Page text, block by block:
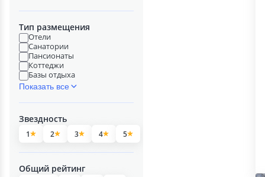
Тип размещения
Отели
Санатории
Пансионаты
Коттеджи
Базы отдыха
Показать все
Звездность
1 2 3 4 5
Общий рейтинг